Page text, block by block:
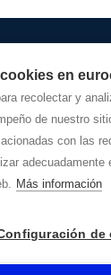
en
recolectar y
de nuestro
con las
adecuadamente
Más información
de
AGUSTINOS,
(Navarra)
- Aviso legal -
ByCiberPubli -